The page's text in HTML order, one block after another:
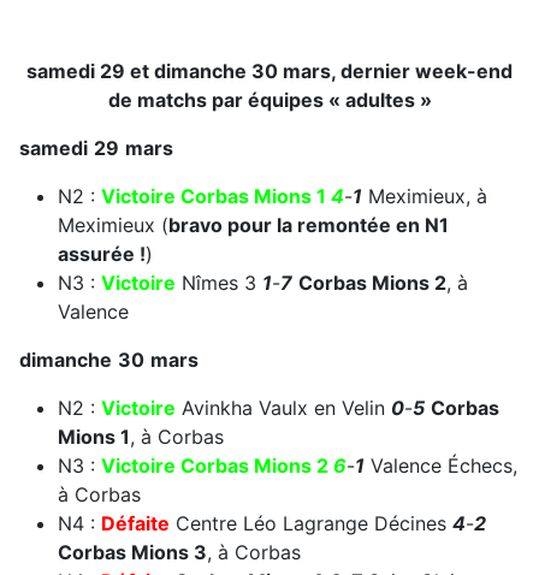
samedi 29 et dimanche 30 mars, dernier week-end
de matchs par équipes « adultes »
samedi 29 mars
N2 : Victoire Corbas Mions 1 4-1 Meximieux, à
Meximieux (bravo pour la remontée en N1
assurée !)
N3 : Victoire Nîmes 3 1-7 Corbas Mions 2, à
Valence
dimanche 30 mars
N2 : Victoire Avinkha Vaulx en Velin 0-5 Corbas
Mions 1, à Corbas
N3 : Victoire Corbas Mions 2 6-1 Valence Échecs,
à Corbas
N4 : Défaite Centre Léo Lagrange Décines 4-2
Corbas Mions 3, à Corbas